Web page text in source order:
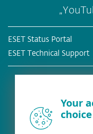
ESET Status Portal
ESET Technical Support
Your
choice